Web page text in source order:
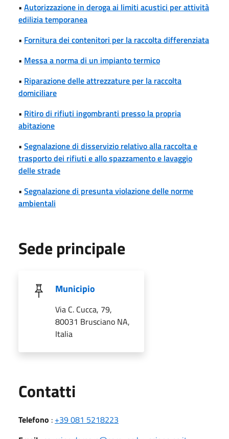
• Autorizzazione in deroga ai limiti acustici per attività
edilizia temporanea
• Fornitura dei contenitori per la raccolta differenziata
• Messa a norma di un impianto termico
• Riparazione delle attrezzature per la raccolta
domiciliare
• Ritiro di rifiuti ingombranti presso la propria
abitazione
• Segnalazione di disservizio relativo alla raccolta e
trasporto dei rifiuti e allo spazzamento e lavaggio
delle strade
• Segnalazione di presunta violazione delle norme
ambientali
Sede principale
Municipio
Via C. Cucca, 79,
80031 Brusciano NA,
Italia
Contatti
Telefono : +39 081 5218223